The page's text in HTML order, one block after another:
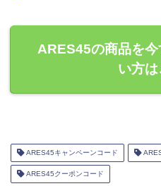
ARES45の商品を
い方
ARES45キャンペーンコード
ARES45クーポンコード